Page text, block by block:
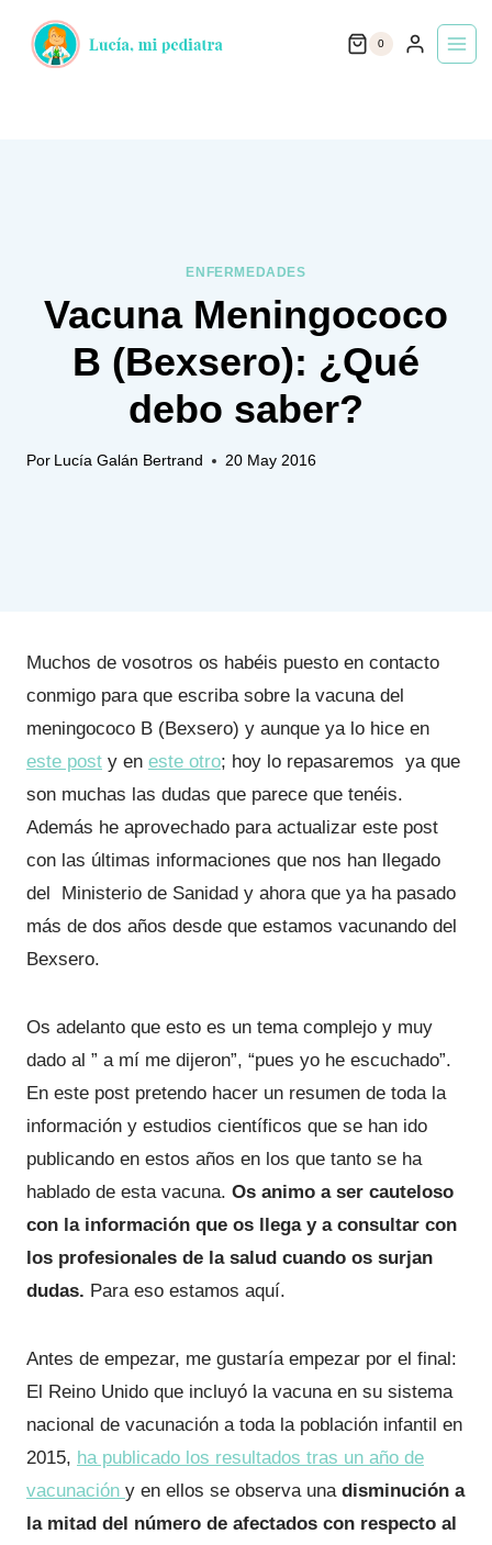
0
ENFERMEDADES
Vacuna Meningococo
B (Bexsero): ¿Qué
debo saber?
Por Lucía Galán Bertrand 20 May 2016
Muchos de vosotros os habéis puesto en contacto
conmigo para que escriba sobre la vacuna del
meningococo B (Bexsero) y aunque ya lo hice en
este post y en este otro; hoy lo repasaremos ya que
son muchas las dudas que parece que tenéis.
Además he aprovechado para actualizar este post
con las últimas informaciones que nos han llegado
del Ministerio de Sanidad y ahora que ya ha pasado
más de dos años desde que estamos vacunando del
Bexsero.
Os adelanto que esto es un tema complejo y muy
dado al ” a mí me dijeron”, “pues yo he escuchado”.
En este post pretendo hacer un resumen de toda la
información y estudios científicos que se han ido
publicando en estos años en los que tanto se ha
hablado de esta vacuna. Os animo a ser cauteloso
con la información que os llega y a consultar con
los profesionales de la salud cuando os surjan
dudas. Para eso estamos aquí.
Antes de empezar, me gustaría empezar por el final:
El Reino Unido que incluyó la vacuna en su sistema
nacional de vacunación a toda la población infantil en
2015, ha publicado los resultados tras un año de
vacunación y en ellos se observa una disminución a
la mitad del número de afectados con respecto al